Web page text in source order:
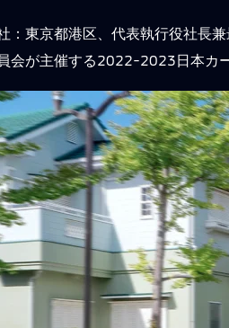
：東京都港区、代表執行役社長
会が主催する2022-2023日本カ